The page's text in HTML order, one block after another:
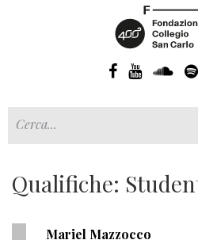
Qualifiche:
Mariel Mazzocco